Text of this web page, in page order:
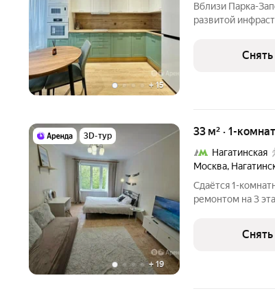
+15
Вблизи Парка-
развитой
магазины, парки,
Снять
3D-тур
+ 19
33 м² · 1-
Нагатинская
Москва,
Сдаётся 1-
ремонтом на 3
Снять